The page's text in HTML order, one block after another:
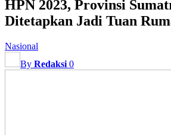
HPN 2023, Provinsi
Ditetapkan Jadi Tuan
Nasional
By Redaksi 0